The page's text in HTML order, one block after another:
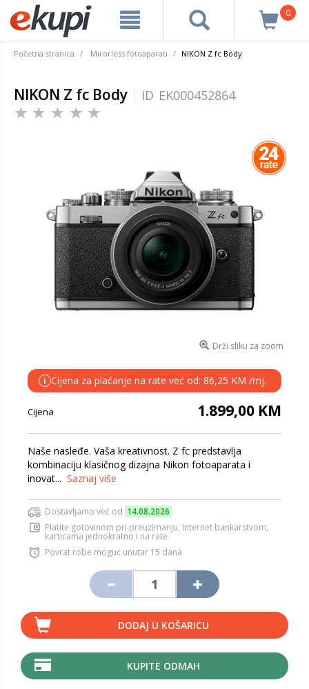
0
Početna stranica Mirorless fotoaparati NIKON Z fc Body
NIKON Z fc Body ID EK000452864
Drži sliku za zoom
i Cijena za plaćanje na rate već od: 86,25 KM /mj.
Cijena 1.899,00 KM
Naše nasleđe. Vaša kreativnost. Z fc predstavlja
kombinaciju klasičnog dizajna Nikon fotoaparata i
inovat... Saznaj više
Dostavljamo već od 14.08.2026
Platite gotovinom pri preuzimanju, Internet bankarstvom,
karticama jednokratno i na rate
Povrat robe moguć unutar 15 dana
DODAJ U KOŠARICU
KUPITE ODMAH